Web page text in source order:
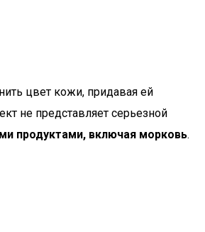
цвет кожи, придавая ей
не представляет серьезной
продуктами, включая морковь.